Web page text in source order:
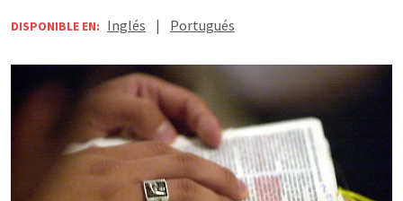
DISPONIBLE EN: Inglés | Portugués